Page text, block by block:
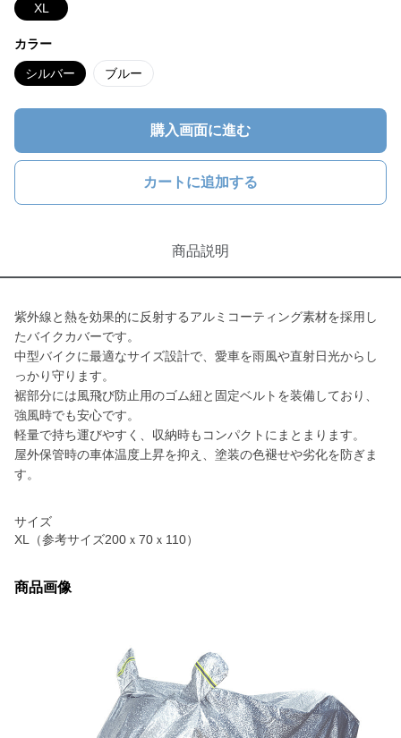
XL
カラー
シルバー ブルー
購入画面に進む
カートに追加する
商品説明
紫外線と熱を効果的に反射するアルミコーティング素材を採用し
たバイクカバーです。
中型バイクに最適なサイズ設計で、愛車を雨風や直射日光からし
っかり守ります。
裾部分には風飛び防止用のゴム紐と固定ベルトを装備しており、
強風時でも安心です。
軽量で持ち運びやすく、収納時もコンパクトにまとまります。
屋外保管時の車体温度上昇を抑え、塗装の色褪せや劣化を防ぎま
す。
サイズ
XL（参考サイズ200ｘ70ｘ110）
商品画像